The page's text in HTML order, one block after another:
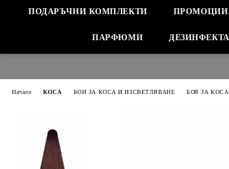
ПОДАРЪЧНИ КОМПЛЕКТИ ПРОМОЦИИ
ПАРФЮМИ
Начало КОСА БОИ ЗА КОСА И ИЗСВЕТЛЯВАНЕ БОЯ ЗА КОСА